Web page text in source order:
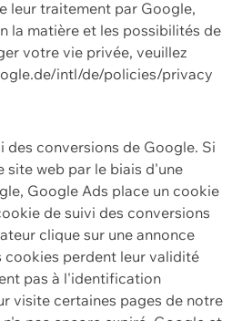
leur traitement par Google,
la matière et les possibilités de
votre vie privée, veuillez
intl/de/policies/privacy
des conversions de Google. Si
site web par le biais d'une
Google Ads place un cookie
de suivi des conversions
clique sur une annonce
cookies perdent leur validité
pas à l'identification
visite certaines pages de notre